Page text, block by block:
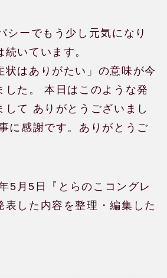
パシー体験談
会の治癒・改善例
メディー体験談
ングレス発表症例
シーでもう少し元気になり
いています。
状はありがたい」の意味が今
した。 本日はこのような発
して ありがとうございまし
に感謝です。ありがとうご
5月5日『とらのこコングレ
表した内容を整理・編集した